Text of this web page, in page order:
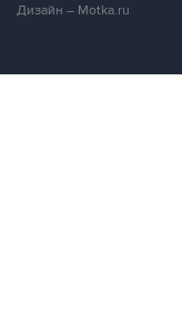
Дизайн – Motka.ru